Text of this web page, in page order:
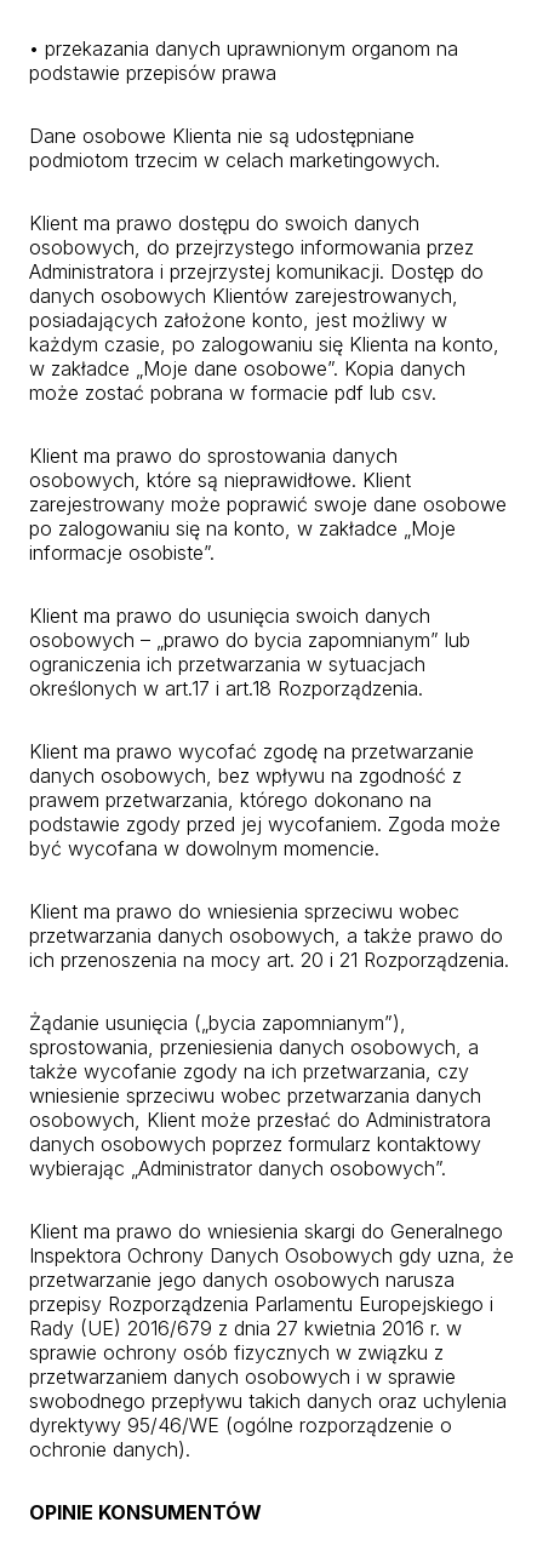
• przekazania danych uprawnionym organom na
podstawie przepisów prawa
Dane osobowe Klienta nie są udostępniane
podmiotom trzecim w celach marketingowych.
Klient ma prawo dostępu do swoich danych
osobowych, do przejrzystego informowania przez
Administratora i przejrzystej komunikacji. Dostęp do
danych osobowych Klientów zarejestrowanych,
posiadających założone konto, jest możliwy w
każdym czasie, po zalogowaniu się Klienta na konto,
w zakładce „Moje dane osobowe”. Kopia danych
może zostać pobrana w formacie pdf lub csv.
Klient ma prawo do sprostowania danych
osobowych, które są nieprawidłowe. Klient
zarejestrowany może poprawić swoje dane osobowe
po zalogowaniu się na konto, w zakładce „Moje
informacje osobiste”.
Klient ma prawo do usunięcia swoich danych
osobowych – „prawo do bycia zapomnianym” lub
ograniczenia ich przetwarzania w sytuacjach
określonych w art.17 i art.18 Rozporządzenia.
Klient ma prawo wycofać zgodę na przetwarzanie
danych osobowych, bez wpływu na zgodność z
prawem przetwarzania, którego dokonano na
podstawie zgody przed jej wycofaniem. Zgoda może
być wycofana w dowolnym momencie.
Klient ma prawo do wniesienia sprzeciwu wobec
przetwarzania danych osobowych, a także prawo do
ich przenoszenia na mocy art. 20 i 21 Rozporządzenia.
Żądanie usunięcia („bycia zapomnianym”),
sprostowania, przeniesienia danych osobowych, a
także wycofanie zgody na ich przetwarzania, czy
wniesienie sprzeciwu wobec przetwarzania danych
osobowych, Klient może przesłać do Administratora
danych osobowych poprzez formularz kontaktowy
wybierając „Administrator danych osobowych”.
Klient ma prawo do wniesienia skargi do Generalnego
Inspektora Ochrony Danych Osobowych gdy uzna, że
przetwarzanie jego danych osobowych narusza
przepisy Rozporządzenia Parlamentu Europejskiego i
Rady (UE) 2016/679 z dnia 27 kwietnia 2016 r. w
sprawie ochrony osób fizycznych w związku z
przetwarzaniem danych osobowych i w sprawie
swobodnego przepływu takich danych oraz uchylenia
dyrektywy 95/46/WE (ogólne rozporządzenie o
ochronie danych).
OPINIE KONSUMENTÓW